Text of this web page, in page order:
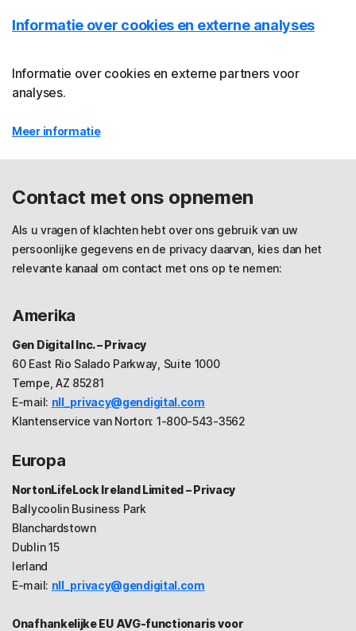
Informatie over cookies en externe analyses
Informatie over cookies en externe partners voor
analyses.
Meer informatie
Contact met ons opnemen
Als u vragen of klachten hebt over ons gebruik van uw
persoonlijke gegevens en de privacy daarvan, kies dan het
relevante kanaal om contact met ons op te nemen:
Amerika
Gen Digital Inc. – Privacy
60 East Rio Salado Parkway, Suite 1000
Tempe, AZ 85281
E-mail: nll_privacy@gendigital.com
Klantenservice van Norton: 1-800-543-3562
Europa
NortonLifeLock Ireland Limited – Privacy
Ballycoolin Business Park
Blanchardstown
Dublin 15
Ierland
E-mail: nll_privacy@gendigital.com
Onafhankelijke EU AVG-functionaris voor